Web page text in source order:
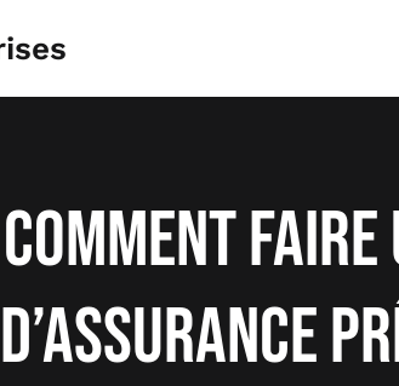
Comment
d’assurance